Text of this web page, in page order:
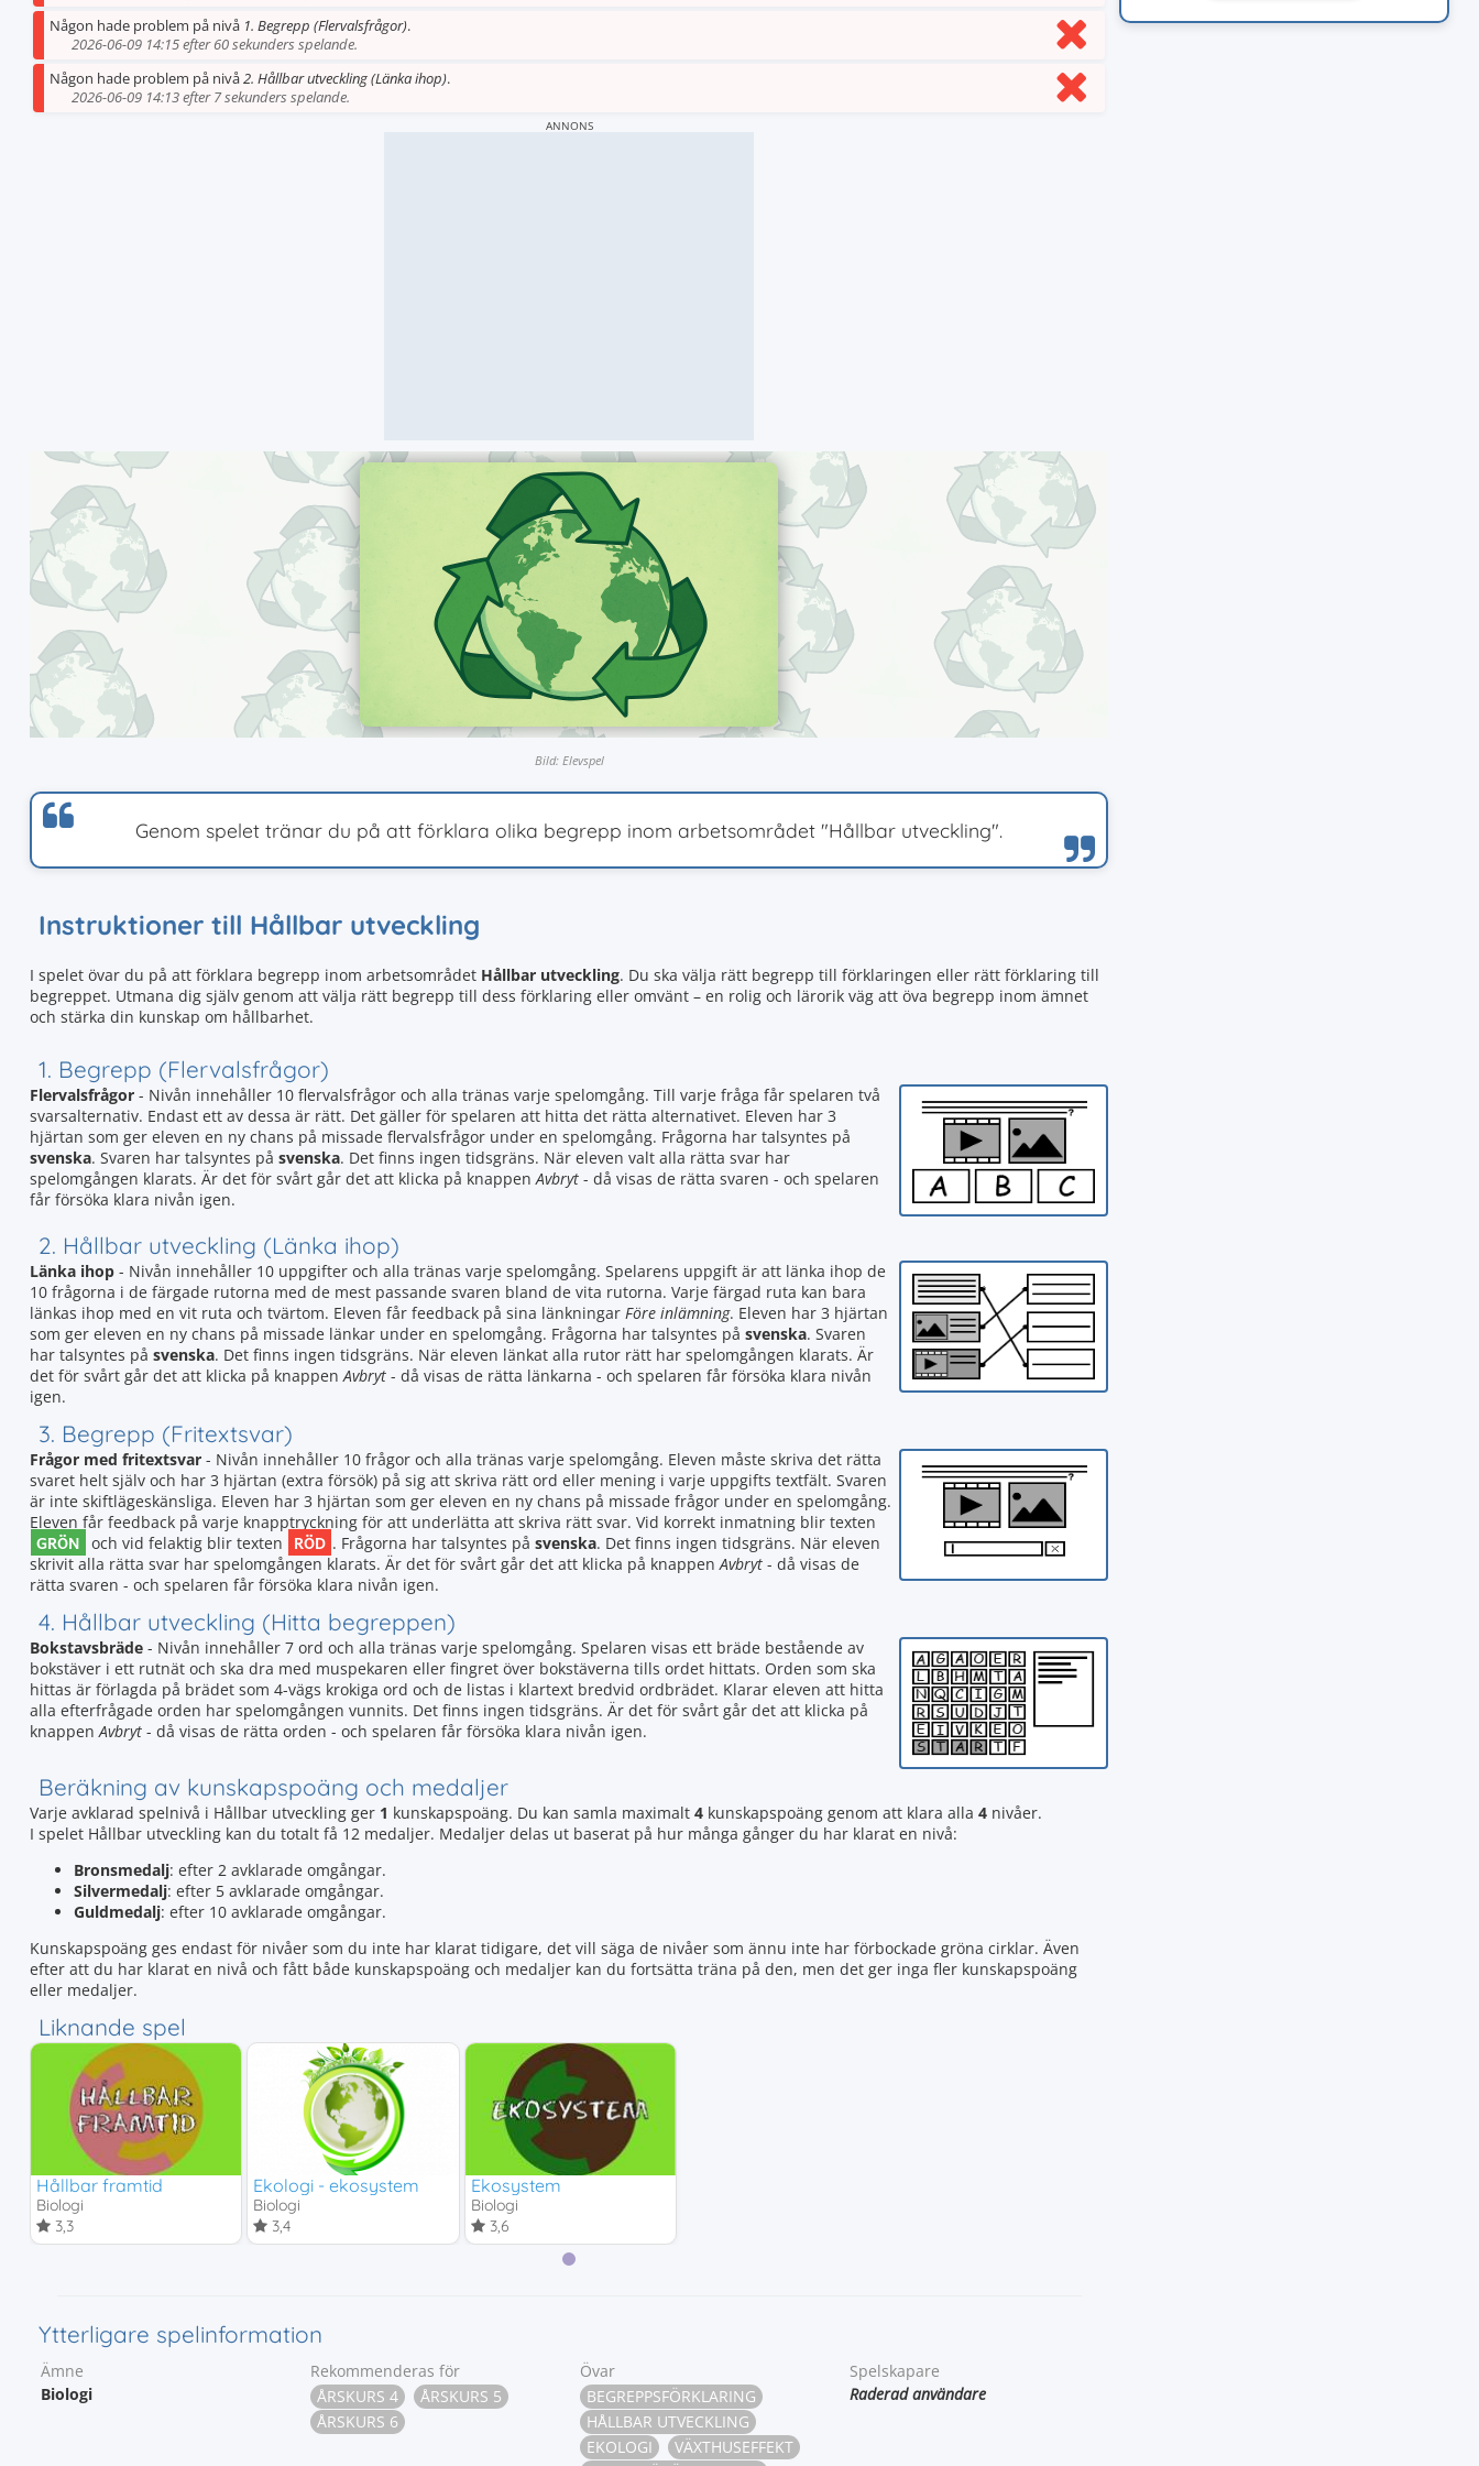
Någon hade problem på nivå 1. Begrepp (Flervalsfrågor).
2026-06-09 14:15 efter 60 sekunders spelande.
Någon hade problem på nivå2. Hållbar utveckling (Länka ihop).
2026-06-09 14:13 efter 7 sekunders spelande.
ANNONS
Bild: Elevspel
Genom spelet tränar du på att förklara olika begrepp inom arbetsområdet "Hållbar utveckling".
Instruktioner till Hållbar utveckling
I spelet övar du på att förklara begrepp inom arbetsområdet Hållbar utveckling. Du ska välja rätt begrepp till förklaringen eller rätt förklaring till
begreppet. Utmana dig själv genom att välja rätt begrepp till dess förklaring eller omvänt – en rolig och lärorik väg att öva begrepp inom ämnet
och stärka din kunskap om hållbarhet.
1. Begrepp (Flervalsfrågor)
Flervalsfrågor - Nivån innehåller 10 flervalsfrågor och alla tränas varje spelomgång. Till varje fråga får spelaren två
svarsalternativ. Endast ett av dessa är rätt. Det gäller för spelaren att hitta det rätta alternativet. Eleven har 3
hjärtan som ger eleven en ny chans på missade flervalsfrågor under en spelomgång. Frågorna har talsyntes på
svenska. Svaren har talsyntes på svenska. Det finns ingen tidsgräns. När eleven valt alla rätta svar har
spelomgången klarats. Är det för svårt går det att klicka på knappenAvbryt - då visas de rätta svaren - och spelaren
får försöka klara nivån igen.
2. Hållbar utveckling (Länka ihop)
Länka ihop - Nivån innehåller 10 uppgifter och alla tränas varje spelomgång. Spelarens uppgift är att länka ihop de
10 frågorna i de färgade rutorna med de mest passande svaren bland de vita rutorna. Varje färgad ruta kan bara
länkas ihop med en vit ruta och tvärtom. Eleven får feedback på sina länkningar Före inlämning. Eleven har 3 hjärtan
som ger eleven en ny chans på missade länkar under en spelomgång. Frågorna har talsyntes på svenska. Svaren
har talsyntes på svenska. Det finns ingen tidsgräns. När eleven länkat alla rutor rätt har spelomgången klarats. Är
det för svårt går det att klicka på knappenAvbryt - då visas de rätta länkarna - och spelaren får försöka klara nivån
igen.
3. Begrepp (Fritextsvar)
Frågor med fritextsvar - Nivån innehåller 10 frågor och alla tränas varje spelomgång. Eleven måste skriva det rätta
svaret helt själv och har 3 hjärtan (extra försök) på sig att skriva rätt ord eller mening i varje uppgifts textfält. Svaren
är inte skiftlägeskänsliga. Eleven har 3 hjärtan som ger eleven en ny chans på missade frågor under en spelomgång.
Eleven får feedback på varje knapptryckning för att underlätta att skriva rätt svar. Vid korrekt inmatning blir texten
GRÖN och vid felaktig blir texten RÖD . Frågorna har talsyntes på svenska. Det finns ingen tidsgräns. När eleven
skrivit alla rätta svar har spelomgången klarats. Är det för svårt går det att klicka på knappenAvbryt - då visas de
rätta svaren - och spelaren får försöka klara nivån igen.
4. Hållbar utveckling (Hitta begreppen)
Bokstavsbräde - Nivån innehåller 7 ord och alla tränas varje spelomgång. Spelaren visas ett bräde bestående av
bokstäver i ett rutnät och ska dra med muspekaren eller fingret över bokstäverna tills ordet hittats. Orden som ska
hittas är förlagda på brädet som 4-vägs krokiga ord och de listas i klartext bredvid ordbrädet. Klarar eleven att hitta
alla efterfrågade orden har spelomgången vunnits. Det finns ingen tidsgräns. Är det för svårt går det att klicka på
knappenAvbryt - då visas de rätta orden - och spelaren får försöka klara nivån igen.
Beräkning av kunskapspoäng och medaljer
Varje avklarad spelnivå i Hållbar utveckling ger 1 kunskapspoäng. Du kan samla maximalt 4 kunskapspoäng genom att klara alla 4 nivåer.
I spelet Hållbar utveckling kan du totalt få 12 medaljer. Medaljer delas ut baserat på hur många gånger du har klarat en nivå:
Bronsmedalj: efter 2 avklarade omgångar.
Silvermedalj: efter 5 avklarade omgångar.
Guldmedalj: efter 10 avklarade omgångar.
Kunskapspoäng ges endast för nivåer som du inte har klarat tidigare, det vill säga de nivåer som ännu inte har förbockade gröna cirklar. Även
efter att du har klarat en nivå och fått både kunskapspoäng och medaljer kan du fortsätta träna på den, men det ger inga fler kunskapspoäng
eller medaljer.
Liknande spel
Hållbar framtid
Biologi
3,3
Ekologi - ekosystem
Biologi
3,4
Ekosystem
Biologi
3,6
Ytterligare spelinformation
Ämne
Biologi
Rekommenderas för
ÅRSKURS 4
ÅRSKURS 5
ÅRSKURS 6
Övar
BEGREPPSFÖRKLARING
HÅLLBAR UTVECKLING
EKOLOGI
VÄXTHUSEFFEKT
Spelskapare
Raderad användare